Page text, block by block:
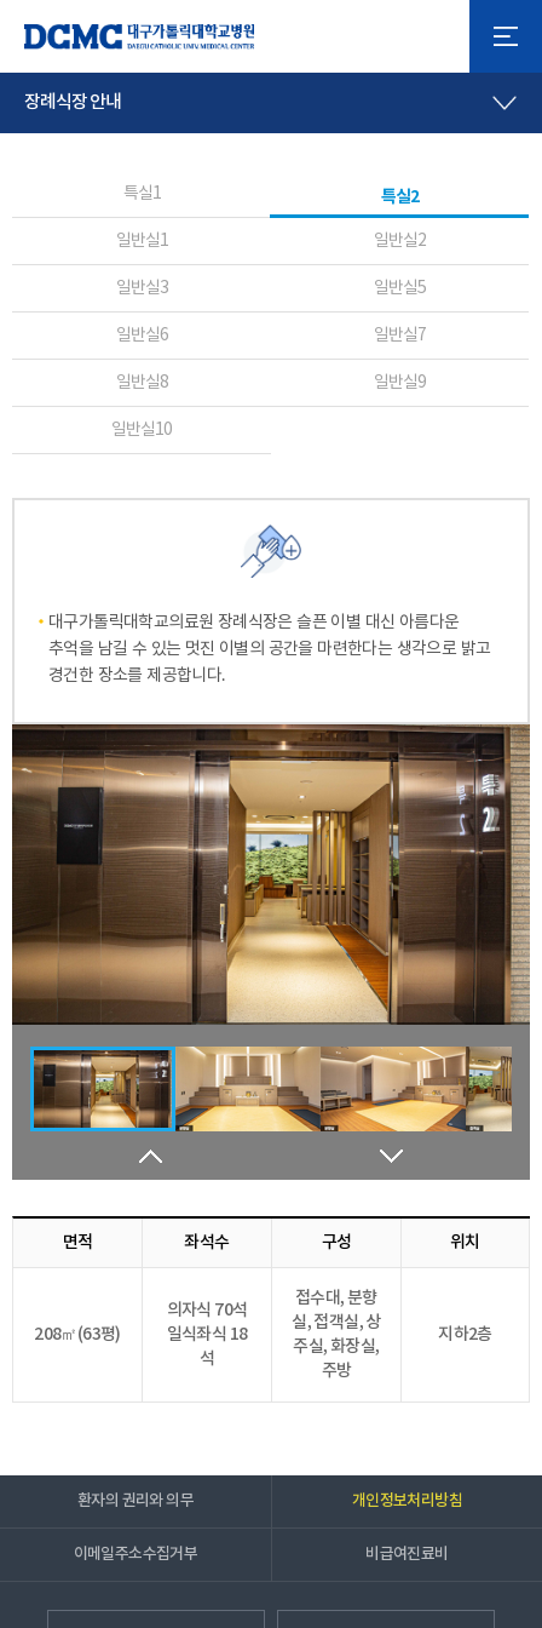
장례식장 안내
특실1 특실2
일반실1 일반실2
일반실3 일반실5
일반실6 일반실7
일반실8 일반실9
일반실10
대구가톨릭대학교의료원 장례식장은 슬픈 이별 대신 아름다운
추억을 남길 수 있는 멋진 이별의 공간을 마련한다는 생각으로 밝고
경건한 장소를 제공합니다.
면적 좌석수 구성 위치
208㎡(63평)
의자식 70석
일식좌식 18
석
접수대, 분향
실, 접객실, 상
주실, 화장실,
주방
지하2층
환자의 권리와 의무 개인정보처리방침
이메일주소수집거부 비급여진료비